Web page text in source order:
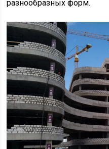
разнообразных форм.